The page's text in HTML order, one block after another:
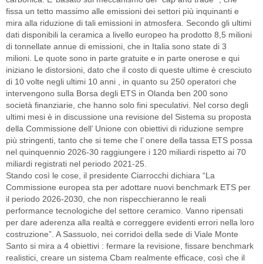
fissa un tetto massimo alle emissioni dei settori più inquinanti e
mira alla riduzione di tali emissioni in atmosfera. Secondo gli ultimi
dati disponibili la ceramica a livello europeo ha prodotto 8,5 milioni
di tonnellate annue di emissioni, che in Italia sono state di 3
milioni. Le quote sono in parte gratuite e in parte onerose e qui
iniziano le distorsioni, dato che il costo di queste ultime è cresciuto
di 10 volte negli ultimi 10 anni , in quanto su 250 operatori che
intervengono sulla Borsa degli ETS in Olanda ben 200 sono
società finanziarie, che hanno solo fini speculativi. Nel corso degli
ultimi mesi è in discussione una revisione del Sistema su proposta
della Commissione dell’ Unione con obiettivi di riduzione sempre
più stringenti, tanto che si teme che l’ onere della tassa ETS possa
nel quinquennio 2026-30 raggiungere i 120 miliardi rispetto ai 70
miliardi registrati nel periodo 2021-25.
Stando così le cose, il presidente Ciarrocchi dichiara “La
Commissione europea sta per adottare nuovi benchmark ETS per
il periodo 2026-2030, che non rispecchieranno le reali
performance tecnologiche del settore ceramico. Vanno ripensati
per dare aderenza alla realtà e correggere evidenti errori nella loro
costruzione”. A Sassuolo, nei corridoi della sede di Viale Monte
Santo si mira a 4 obiettivi : fermare la revisione, fissare benchmark
realistici, creare un sistema Cbam realmente efficace, così che il